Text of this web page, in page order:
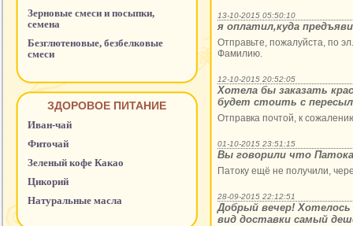
Зерновые смеси и посыпки,
семена
Безглютеновые, безбелковые
смеси
ЗДОРОВОЕ ПИТАНИЕ
Иван-чай
Фиточай
Зеленый кофе Какао
Цикорий
Натуральные масла
13-10-2015 05:50:10
я оплатил,куда
Отправьте, пожалуйста, по
Фамилию.
12-10-2015 20:52:05
Хотела бы заказать
будет стоить с
Отправка почтой, к
01-10-2015 23:51:15
Вы говорили что
Патоку ещё не получили,
28-09-2015 22:12:51
Добрый вечер!
вид доставки самый